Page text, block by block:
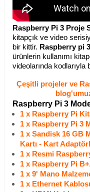
Raspberry Pi 3 Proje
kitapçık ve video
bir kittir. Raspberry pi
ürünlerin kullanımı
videolarında kodlarıyla
Çeşitli projeler ve
Raspberry Pi 3
1 x Raspberry Pi K
1 x Raspberry Pi 3
1 x Sandisk 16 GB
Kartı - Kart
1 x Resmi
1 x Raspberry Pi
1 x 9' Mano
1 x Ethernet